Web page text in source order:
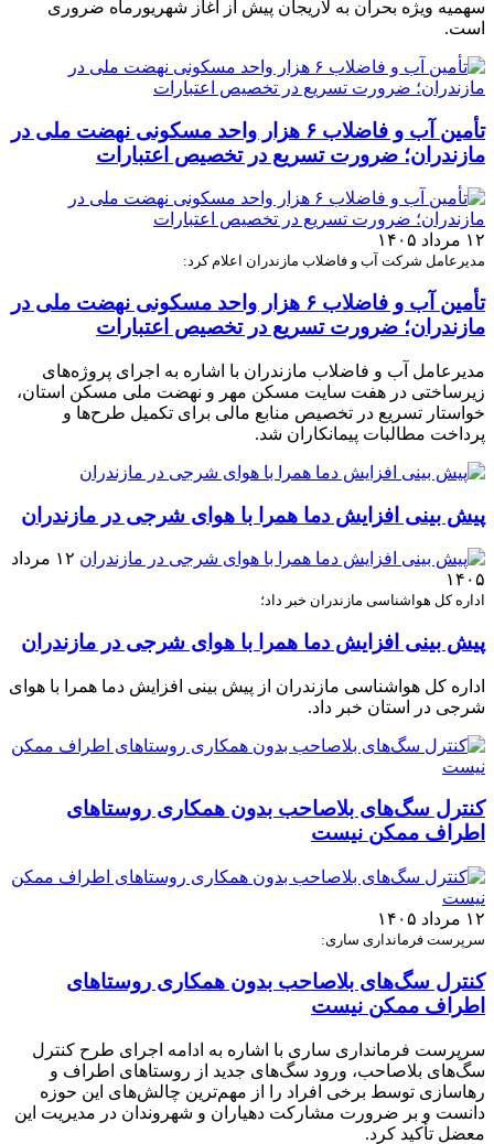
سهمیه ویژه بحران به لاریجان پیش از آغاز شهریورماه ضروری
است.
تأمین آب و فاضلاب ۶ هزار واحد مسکونی نهضت ملی در
مازندران؛ ضرورت تسریع در تخصیص اعتبارات
۱۲ مرداد ۱۴۰۵
مدیرعامل شرکت آب و فاضلاب مازندران اعلام کرد:
تأمین آب و فاضلاب ۶ هزار واحد مسکونی نهضت ملی در
مازندران؛ ضرورت تسریع در تخصیص اعتبارات
مدیرعامل آب و فاضلاب مازندران با اشاره به اجرای پروژه‌های
زیرساختی در هفت سایت مسکن مهر و نهضت ملی مسکن استان،
خواستار تسریع در تخصیص منابع مالی برای تکمیل طرح‌ها و
پرداخت مطالبات پیمانکاران شد.
پیش بینی افزایش دما همرا با هوای شرجی در مازندران
۱۲ مرداد
۱۴۰۵
اداره کل هواشناسی مازندران خبر داد؛
پیش بینی افزایش دما همرا با هوای شرجی در مازندران
اداره کل هواشناسی مازندران از پیش بینی افزایش دما همرا با هوای
شرجی در استان خبر داد.
کنترل سگ‌های بلاصاحب بدون همکاری روستاهای
اطراف ممکن نیست
۱۲ مرداد ۱۴۰۵
سرپرست فرمانداری ساری:
کنترل سگ‌های بلاصاحب بدون همکاری روستاهای
اطراف ممکن نیست
سرپرست فرمانداری ساری با اشاره به ادامه اجرای طرح کنترل
سگ‌های بلاصاحب، ورود سگ‌های جدید از روستاهای اطراف و
رهاسازی توسط برخی افراد را از مهم‌ترین چالش‌های این حوزه
دانست و بر ضرورت مشارکت دهیاران و شهروندان در مدیریت این
معضل تأکید کرد.